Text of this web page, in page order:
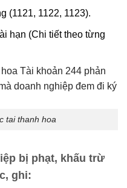
(1121, 1122, 1123).
hạn (Chi tiết theo từng
tai thanh hoa
bị phạt, khấu trừ
ghi: